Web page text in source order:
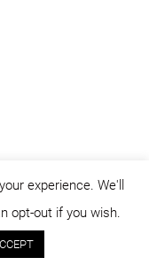
experience. We'll
opt-out if you wish.